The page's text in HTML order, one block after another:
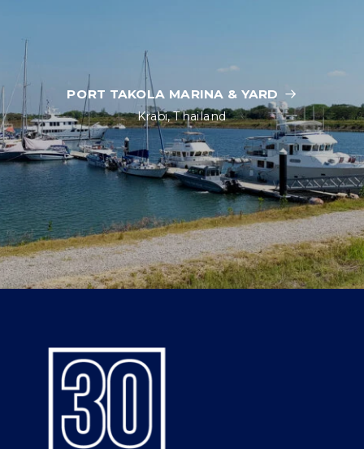
PORT TAKOLA MARINA & YARD
Krabi, Thailand